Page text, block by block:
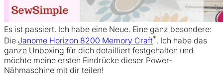
Es ist passiert. Ich habe eine Neue. Eine ganz besondere:
Die Janome Horizon 8200 Memory Craft*. Ich habe das
ganze Unboxing für dich detailliert festgehalten und
möchte meine ersten Eindrücke dieser Power-
Nähmaschine mit dir teilen!